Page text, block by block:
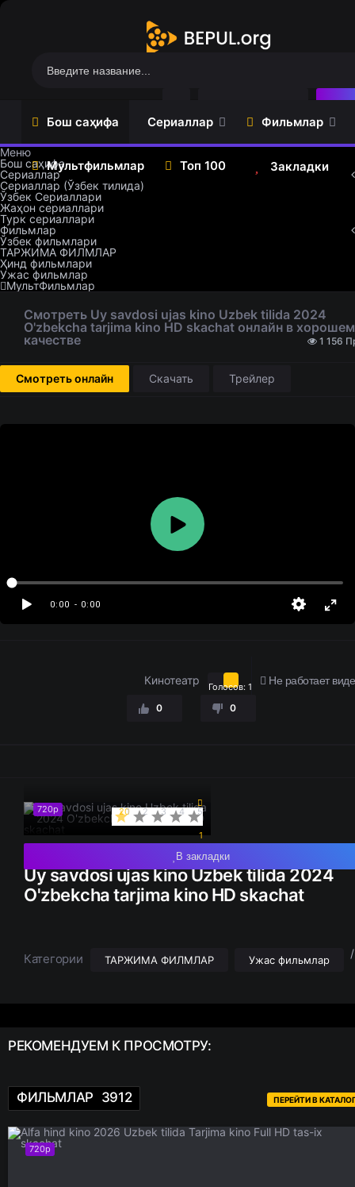
Бош саҳифа Сериаллар
Сериаллар
(Ўзбек
тилида)
Ўзбек
Сериаллари
Жаҳон
сериаллари
сериаллари
Фильмлар
Ўзбек
фильмлари
ТАРЖИМА
ФИЛМЛАР
Ҳинд
фильмлари
Ужас
Мультфильмлар Топ 100 Закладки
Меню
Бош саҳифа
Сериаллар
Сериаллар (Ўзбек тилида)
Ўзбек Сериаллари
Жаҳон сериаллари
Турк сериаллари
Фильмлар
Ўзбек фильмлари
ТАРЖИМА ФИЛМЛАР
Ҳинд фильмлари
Ужас фильмлар
МультФильмлар
Смотреть Uy savdosi ujas kino Uzbek tilida 2024
O'zbekcha tarjima kino HD skachat онлайн в хорошем
качестве
1 156
Смотреть онлайн Скачать Трейлер
0:00 - 0:00
Кинотеатр Не работает
0 0
Голосов: 1
720p 20
1 2 3 4 5
1
В закладки
Uy savdosi ujas kino Uzbek tilida 2024
O'zbekcha tarjima kino HD skachat
Категории ТАРЖИМА ФИЛМЛАР /
Ужас фильмлар
РЕКОМЕНДУЕМ К ПРОСМОТРУ:
ФИЛЬМЛАР 3912 ПЕРЕЙТИ В
720p